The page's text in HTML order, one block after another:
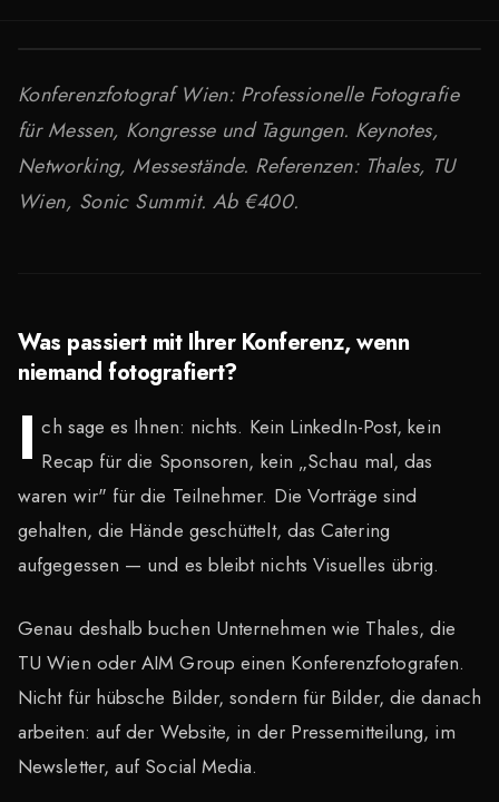
Konferenzfotograf Wien: Professionelle Fotografie
für Messen, Kongresse und Tagungen. Keynotes,
Networking, Messestände. Referenzen: Thales, TU
Wien, Sonic Summit. Ab €400.
Was passiert mit Ihrer Konferenz, wenn
niemand fotografiert?
I ch sage es Ihnen: nichts. Kein LinkedIn-Post, kein
Recap für die Sponsoren, kein „Schau mal, das
waren wir" für die Teilnehmer. Die Vorträge sind
gehalten, die Hände geschüttelt, das Catering
aufgegessen — und es bleibt nichts Visuelles übrig.
Genau deshalb buchen Unternehmen wie Thales, die
TU Wien oder AIM Group einen Konferenzfotografen.
Nicht für hübsche Bilder, sondern für Bilder, die danach
arbeiten: auf der Website, in der Pressemitteilung, im
Newsletter, auf Social Media.